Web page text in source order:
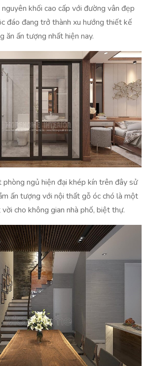
khối cao cấp với đường vân đẹp
đáo đang trở thành xu hướng thiết kế
ăn ấn tượng nhất hiện nay.
ngủ hiện đại khép kín trên đây sử
ấn tượng với nội thất gỗ óc chó là một
cho không gian nhà phố, biệt thự.